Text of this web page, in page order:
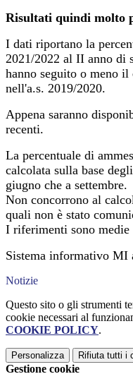
Risultati quindi molto
I dati riportano la
2021/2022 al II anno di
hanno seguito o meno
nell'a.s. 2019/2020.
Appena saranno
recenti.
La percentuale di
calcolata sulla base
giugno che a settembre.
Non concorrono al
quali non è stato
I riferimenti sono medie
Sistema informativo MI
Notizie
Questo sito o gli strumenti
cookie necessari al
COOKIE POLICY.
Personalizza Rifiuta tutti i
Gestione cookie